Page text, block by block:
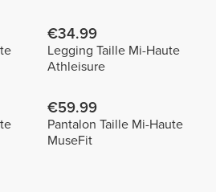
€34.99
Legging Taille Mi-Haute
Athleisure
€59.99
Pantalon Taille Mi-Haute
MuseFit